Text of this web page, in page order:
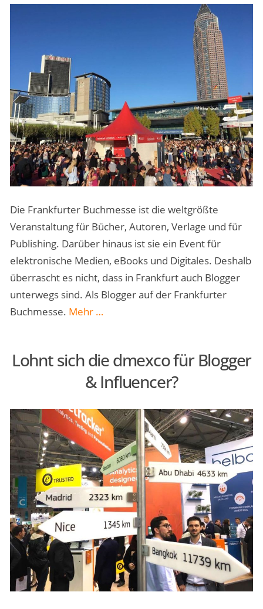
München“
Die Frankfurter Buchmesse ist die weltgrößte
Veranstaltung für Bücher, Autoren, Verlage und für
Publishing. Darüber hinaus ist sie ein Event für
elektronische Medien, eBooks und Digitales. Deshalb
überrascht es nicht, dass in Frankfurt auch Blogger
unterwegs sind. Als Blogger auf der Frankfurter
Buchmesse. Mehr „Die
aus
Blogger-
…
Lohnt sich die dmexco für Blogger
& Influencer?